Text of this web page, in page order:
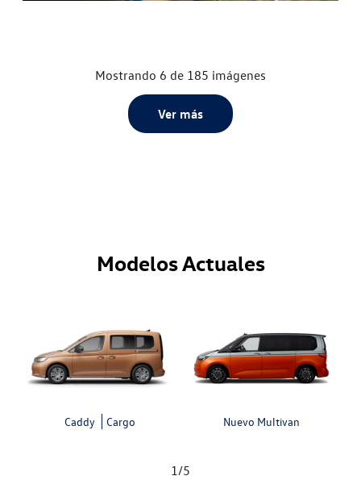
Mostrando 6 de 185 imágenes
Ver más
Modelos Actuales
Caddy Cargo Nuevo Multivan
1/5